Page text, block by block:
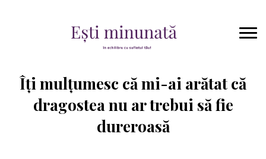
Îți mulțumesc că mi-ai arătat că
dragostea nu ar trebui să fie
dureroasă